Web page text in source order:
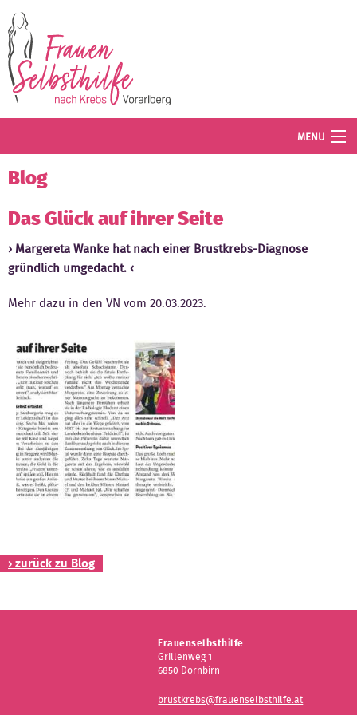
MENU
Termine
Angebot
Wissenswertes
Der Verein
Mitglied werden
Kontakt
Blog
Das Glück auf ihrer Seite
Margereta Wanke hat nach einer Brustkrebs-Diagnose
gründlich umgedacht.
Mehr dazu in den VN vom 20.03.2023.
› zurück zu Blog
Frauenselbsthilfe
Grillenweg 1
6850 Dornbirn
brustkrebs@frauenselbsthilfe.at